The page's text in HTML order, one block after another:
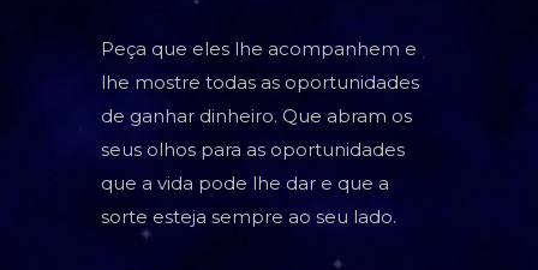
Peça que eles lhe acompanhem e
lhe mostre todas as oportunidades
de ganhar dinheiro. Que abram os
seus olhos para as oportunidades
que a vida pode lhe dar e que a
sorte esteja sempre ao seu lado.